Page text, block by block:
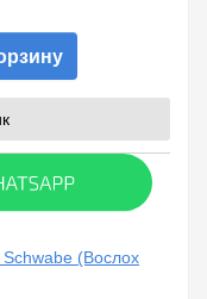
Schwabe (Вослох